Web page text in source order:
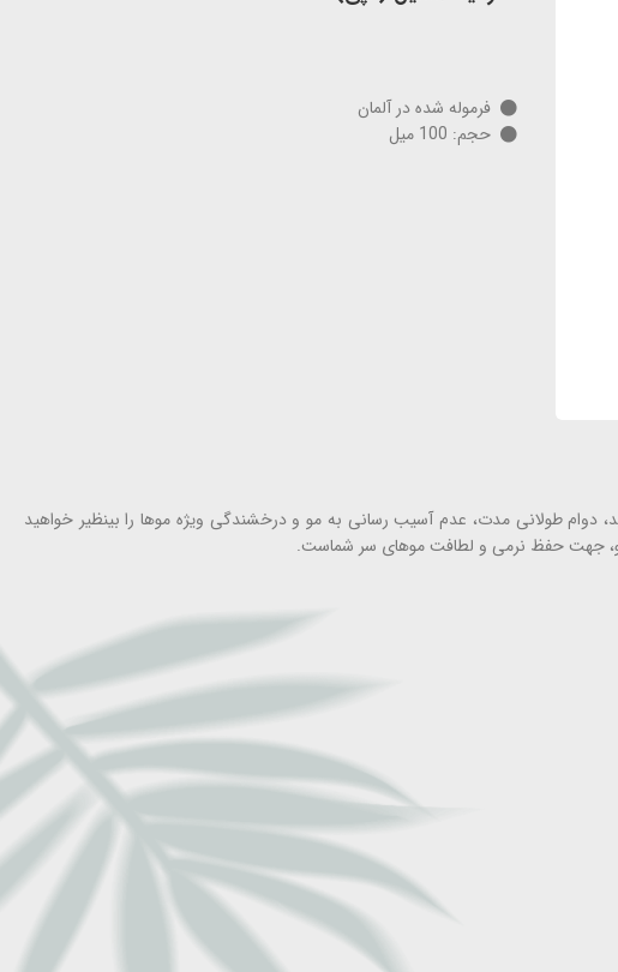
فرموله شده در آلمان
حجم: 100 میل
دوام طولانی مدت، عدم آسیب رسانی به مو و درخشندگی ویژه موها را بینظیر خواهید
مو، جهت حفظ نرمی و لطافت موهای سر شماست.